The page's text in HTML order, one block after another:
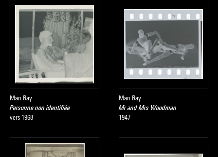
Man Ray
Personne non identifiée
vers 1968
Man Ray
Mr and Mrs Woodman
1947